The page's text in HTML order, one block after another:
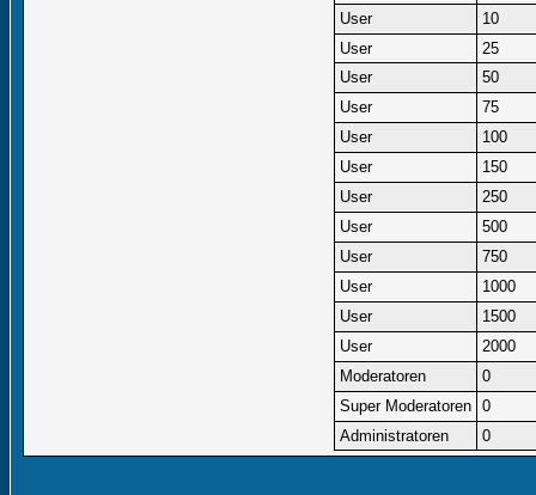
User
10
User
25
User
50
User
75
User
100
User
150
User
250
User
500
User
750
User
1000
User
1500
User
2000
Moderatoren
0
Super Moderatoren 0
Administratoren
0